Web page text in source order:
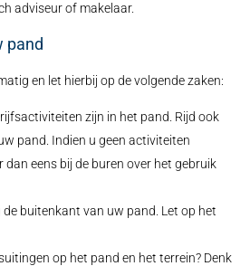
adviseur of makelaar.
pand
en let hierbij op de volgende zaken:
zijn in het pand. Rijd ook
pand. Indien u geen activiteiten
eens bij de buren over het gebruik
buitenkant van uw pand. Let op het
op het pand en het terrein? Denk